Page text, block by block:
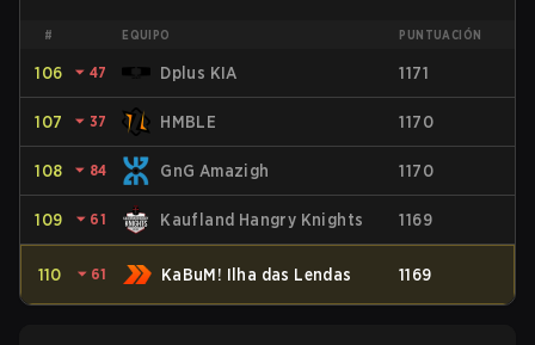
# EQUIPO PUNTUACIÓN
106 ⏷ 47 Dplus KIA 1171
107 ⏷ 37 HMBLE 1170
108 ⏷ 84 GnG Amazigh 1170
109 ⏷ 61 Kaufland Hangry Knights 1169
110 ⏷ 61 KaBuM! Ilha das Lendas 1169